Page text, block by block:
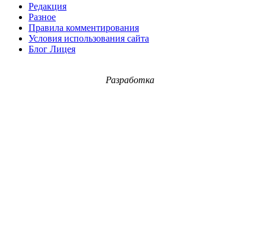
Редакция
Разное
Правила комментирования
Условия использования сайта
Блог Лицея
Разработка